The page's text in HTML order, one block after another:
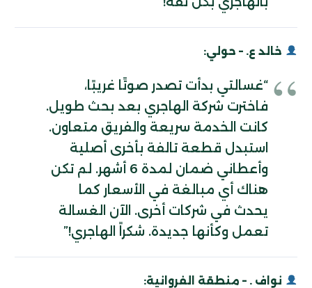
خالد ع. – حولي:
“غسالتي بدأت تصدر صوتًا غريبًا،
فاخترت شركة الهاجري بعد بحث طويل.
كانت الخدمة سريعة والفريق متعاون.
استبدل قطعة تالفة بأخرى أصلية
وأعطاني ضمان لمدة 6 أشهر. لم تكن
هناك أي مبالغة في الأسعار كما
يحدث في شركات أخرى. الآن الغسالة
تعمل وكأنها جديدة. شكراً الهاجري!”
نواف . – منطقة الفروانية: